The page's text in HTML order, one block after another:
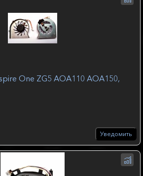
One ZG5 AOA110 AOA150,
Уведомить